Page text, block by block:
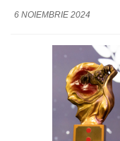
6 NOIEMBRIE 2024